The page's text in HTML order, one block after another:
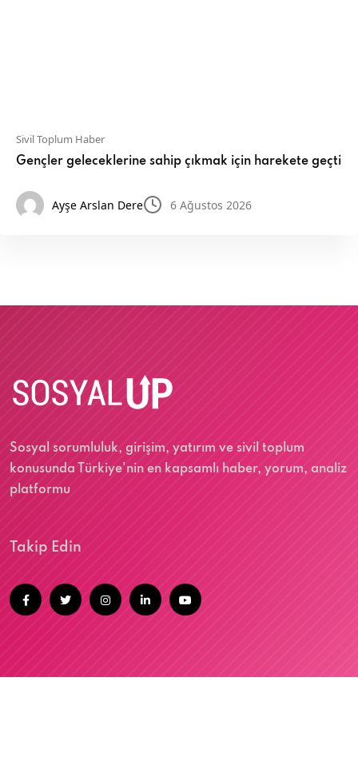
Sivil Toplum Haber
Gençler geleceklerine sahip çıkmak için harekete geçti
Ayşe Arslan Dere 6 Ağustos 2026
Sosyal sorumluluk, girişim, yatırım ve sivil toplum
konusunda Türkiye'nin en kapsamlı haber, yorum, analiz
platformu
Takip Edin